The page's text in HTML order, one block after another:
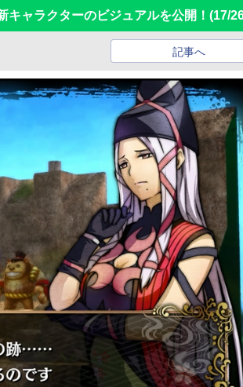
ャラクターのビジュアルを公開！ (17/
記事へ